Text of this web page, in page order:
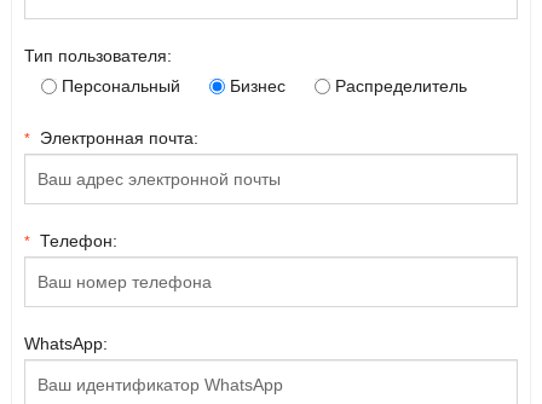
Тип пользователя:
Персональный
Бизнес Распределитель
* Электронная почта:
* Телефон:
WhatsApp: